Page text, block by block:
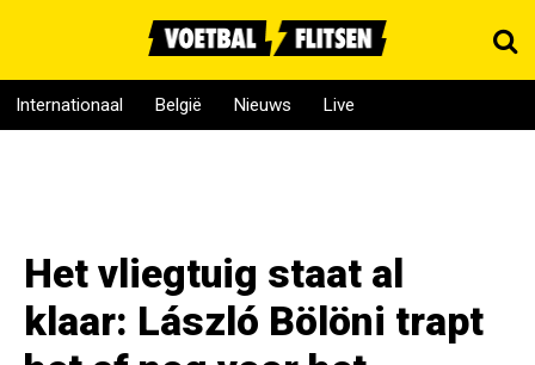
Internationaal België Nieuws Live
Het vliegtuig staat al
klaar: László Bölöni trapt